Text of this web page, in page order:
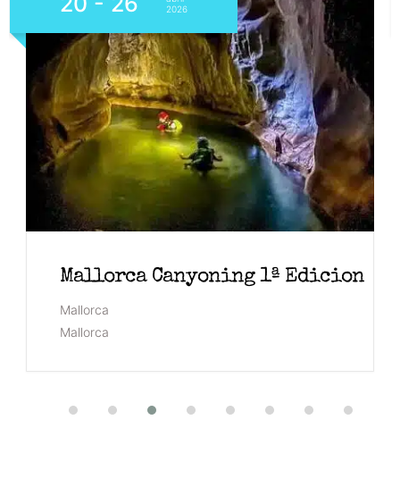
2026
Mallorca Canyoning 1ª Edicion
Mallorca
Mallorca